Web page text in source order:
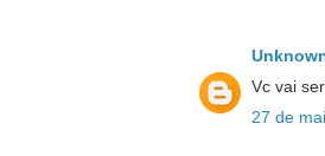
Vc vai
27 de